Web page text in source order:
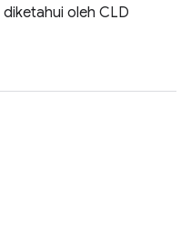
oleh CLD